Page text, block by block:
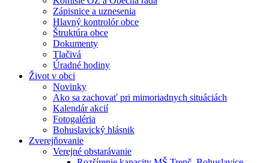
Zápisnice a uznesenia
Hlavný kontrolór obce
Štruktúra obce
Dokumenty
Tlačivá
Úradné hodiny
Život v obci
Novinky
Ako sa zachovať pri mimoriadnych situáciách
Kalendár akcií
Fotogaléria
Bohuslavický hlásnik
Zverejňovanie
Verejné obstarávanie